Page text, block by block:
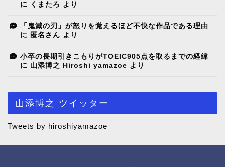
に くまたろ より
「鬼滅の刃」が怒りを覚えるほど不快な作品である理由
に 匿名さん より
小卒の長期引きこもりがTOEIC905点を取るまでの経緯
に 山添博之 Hiroshi yamazoe より
山添博之 ツイッター
Tweets by hiroshiyamazoe